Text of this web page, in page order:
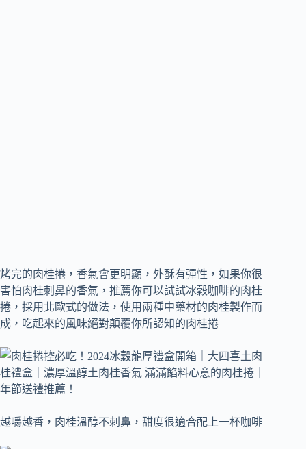
烤完的肉桂捲，香氣會更明顯，外酥有彈性，如果你很
害怕肉桂刺鼻的香氣，推薦你可以試試冰穀咖啡的肉桂
捲，採用北歐式的做法，使用兩種中藥材的肉桂製作而
成，吃起來的風味絕對顛覆你所認知的肉桂捲
越嚼越香，肉桂溫醇不刺鼻，甜度很適合配上一杯咖啡